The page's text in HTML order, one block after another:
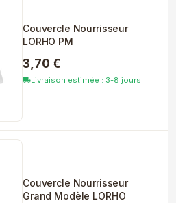
Couvercle Nourrisseur
LORHO PM
3,70 €
local_shippingLivraison estimée : 3-8 jours
Couvercle Nourrisseur
Grand Modèle LORHO